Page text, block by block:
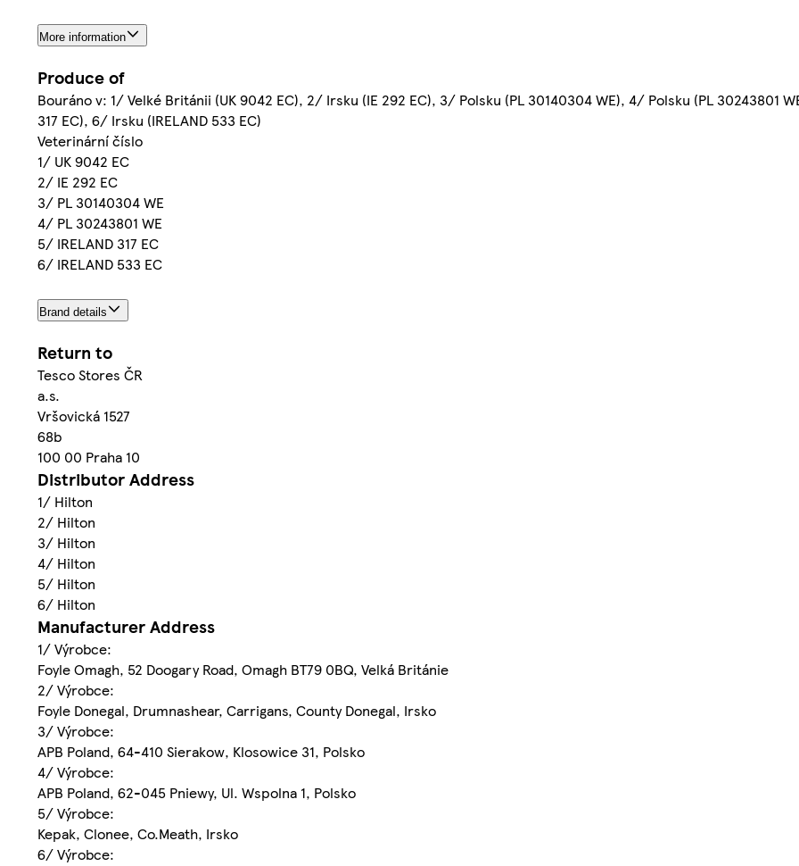
More information
Produce of
Bouráno v: 1/ Velké Británii (UK 9042 EC), 2/ Irsku (IE 292 EC), 3/ Polsku (PL 30140304 WE), 4/ Polsku (PL 30243801
317 EC), 6/ Irsku (IRELAND 533 EC)
Veterinární číslo
1/ UK 9042 EC
2/ IE 292 EC
3/ PL 30140304 WE
4/ PL 30243801 WE
5/ IRELAND 317 EC
6/ IRELAND 533 EC
Brand details
Return to
Tesco Stores ČR
a.s.
Vršovická 1527
68b
100 00 Praha 10
Distributor Address
1/ Hilton
2/ Hilton
3/ Hilton
4/ Hilton
5/ Hilton
6/ Hilton
Manufacturer Address
1/ Výrobce:
Foyle Omagh, 52 Doogary Road, Omagh BT79 0BQ, Velká Británie
2/ Výrobce:
Foyle Donegal, Drumnashear, Carrigans, County Donegal, Irsko
3/ Výrobce:
APB Poland, 64-410 Sierakow, Klosowice 31, Polsko
4/ Výrobce:
APB Poland, 62-045 Pniewy, Ul. Wspolna 1, Polsko
5/ Výrobce:
Kepak, Clonee, Co.Meath, Irsko
6/ Výrobce: